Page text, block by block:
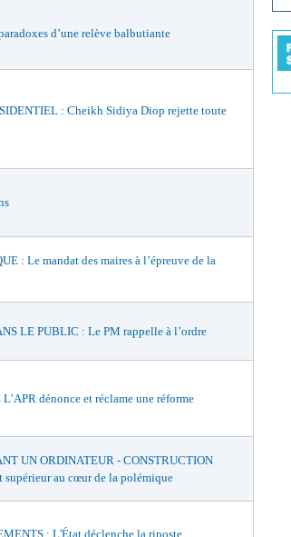
d’une relève balbutiante
: Cheikh Sidiya Diop rejette toute
: Le mandat des maires à l’épreuve de la
LE PUBLIC : Le PM rappelle à l’ordre
dénonce et réclame une réforme
UN ORDINATEUR - CONSTRUCTION
supérieur au cœur de la polémique
: L'État déclenche la riposte